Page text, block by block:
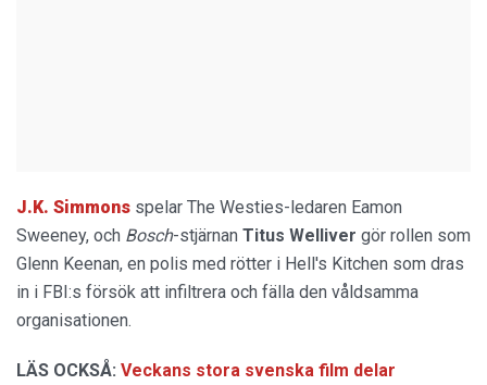
J.K. Simmons spelar The Westies-ledaren Eamon
Sweeney, och Bosch-stjärnan Titus Welliver gör rollen som
Glenn Keenan, en polis med rötter i Hell's Kitchen som dras
in i FBI:s försök att infiltrera och fälla den våldsamma
organisationen.
LÄS OCKSÅ: Veckans stora svenska film delar